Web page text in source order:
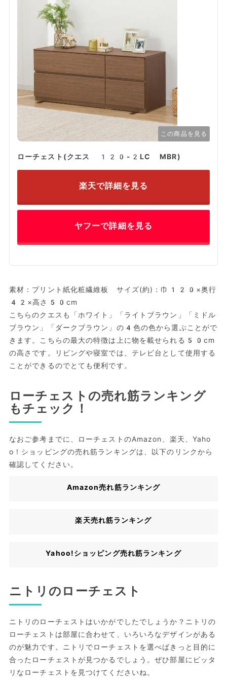
この商品を見る
ローチェスト(クエス 120-2LC MBR)
楽天で詳細を見る
ヤフーで詳細を見る
素材：プリント紙化粧繊維板 サイズ(約)：巾120×奥行
42×高さ50cm
こちらのクエスも「ホワイト」「ライトブラウン」「ミドル
ブラウン」「ダークブラウン」の4色の色から選ぶことがで
きます。こちらの最大の特徴は上に物を載せられる50cm
の高さです。リビングや寝室では、テレビ台として使用する
ことができるのでとても便利です。
ローチェストの売れ筋ランキング
もチェック！
なおご参考までに、ローチェストのAmazon、楽天、Yaho
o！ショッピングの売れ筋ランキングは、以下のリンクから
確認してください。
Amazon売れ筋ランキング
楽天売れ筋ランキング
Yahoo!ショッピング売れ筋ランキング
ニトリのローチェスト
ニトリのローチェストはいかがでしたでしょうか？ニトリの
ローチェストは部屋に合わせて、いろいろなデザインがある
のが魅力です。ニトリでローチェストを選べばきっと目的に
合ったローチェストが見つかるでしょう。ぜひ部屋にピッタ
リなローチェストを見つけてくださいね。